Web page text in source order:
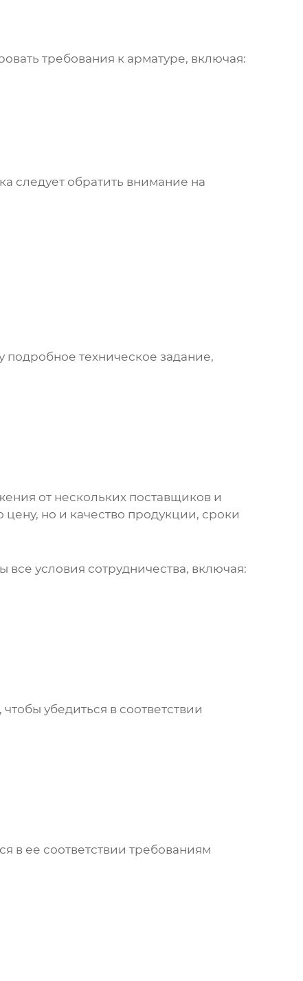
требования к арматуре, включая:
следует обратить внимание на
техническое задание,
от нескольких поставщиков и
но и качество продукции, сроки
условия сотрудничества, включая:
убедиться в соответствии
в ее соответствии требованиям